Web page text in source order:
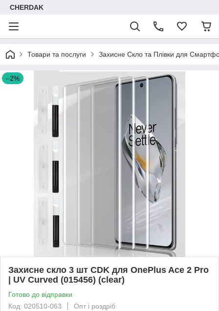
CHERDAK
Товари та послуги Захисне Скло та Плівки для
–2%
Захисне скло 3 шт CDK для OnePlus Ace 2 Pro
| UV Curved (015456) (clear)
Готово до відправки
Код: 020510-063
Опт і роздріб